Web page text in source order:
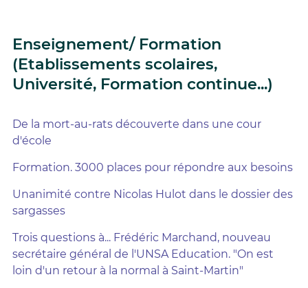
Enseignement/ Formation
(Etablissements scolaires,
Université, Formation continue...)
De la mort-au-rats découverte dans une cour
d'école
Formation. 3000 places pour répondre aux besoins
Unanimité contre Nicolas Hulot dans le dossier des
sargasses
Trois questions à... Frédéric Marchand, nouveau
secrétaire général de l'UNSA Education. "On est
loin d'un retour à la normal à Saint-Martin"